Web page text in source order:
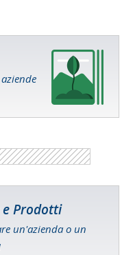
e Prodotti
un'azienda o un